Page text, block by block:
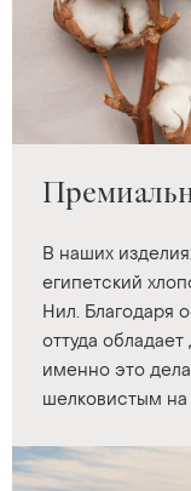
В наших
египетский
Нил. Благодаря
оттуда
именно это
шелковистым на